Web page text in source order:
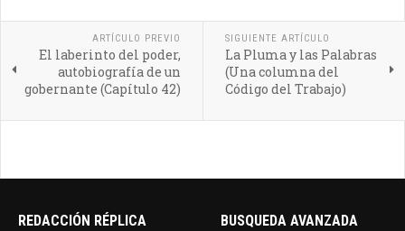
ARTÍCULO PREVIO
El laberinto del poder,
autobiografía de un
gobernante (Capítulo 42)
SIGUIENTE ARTÍCULO
La Pluma y las Palabras
(Una columna del
Código del Trabajo)
REDACCIÓN RÉPLICA BUSQUEDA AVANZADA